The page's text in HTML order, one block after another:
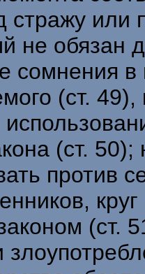
стражу или
не обязан
сомнения в
(ст.
(ст. 50);
против
(ст.